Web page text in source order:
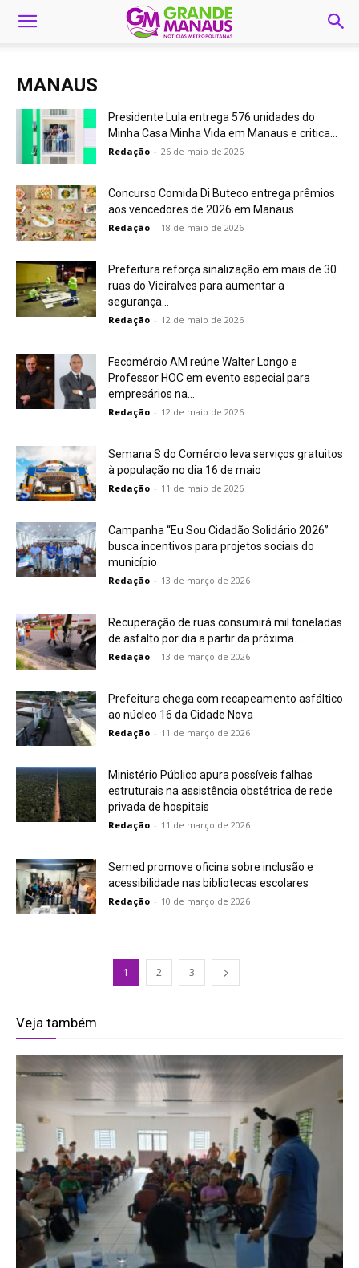
MANAUS
Presidente Lula entrega 576 unidades do
Minha Casa Minha Vida em Manaus e critica...
Redação - 26 de maio de 2026
Concurso Comida Di Buteco entrega prêmios
aos vencedores de 2026 em Manaus
Redação - 18 de maio de 2026
Prefeitura reforça sinalização em mais de 30
ruas do Vieiralves para aumentar a
segurança...
Redação - 12 de maio de 2026
Fecomércio AM reúne Walter Longo e
Professor HOC em evento especial para
empresários na...
Redação - 12 de maio de 2026
Semana S do Comércio leva serviços gratuitos
à população no dia 16 de maio
Redação - 11 de maio de 2026
Campanha “Eu Sou Cidadão Solidário 2026”
busca incentivos para projetos sociais do
município
Redação - 13 de março de 2026
Recuperação de ruas consumirá mil toneladas
de asfalto por dia a partir da próxima...
Redação - 13 de março de 2026
Prefeitura chega com recapeamento asfáltico
ao núcleo 16 da Cidade Nova
Redação - 11 de março de 2026
Ministério Público apura possíveis falhas
estruturais na assistência obstétrica de rede
privada de hospitais
Redação - 11 de março de 2026
Semed promove oficina sobre inclusão e
acessibilidade nas bibliotecas escolares
Redação - 10 de março de 2026
1 2 3
Veja também